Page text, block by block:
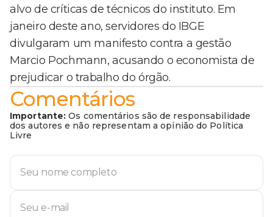
alvo de críticas de técnicos do instituto. Em
janeiro deste ano, servidores do IBGE
divulgaram um manifesto contra a gestão
Marcio Pochmann, acusando o economista de
prejudicar o trabalho do órgão.
Comentários
Importante: Os comentários são de responsabilidade
dos autores e não representam a opinião do Política
Livre